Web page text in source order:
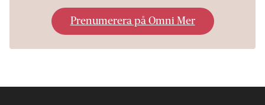
Prenumerera på Omni Mer